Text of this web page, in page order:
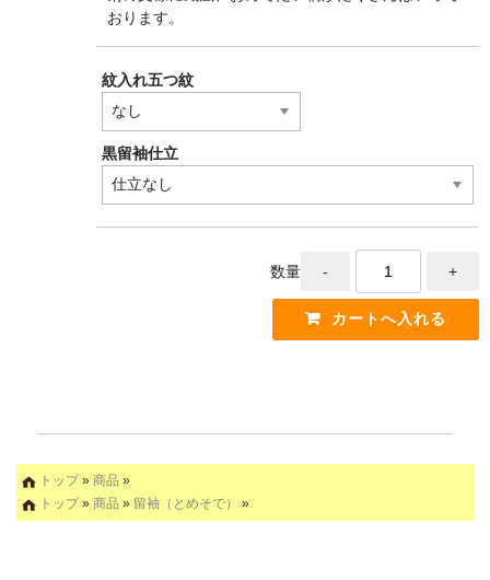
おります。
紋入れ五つ紋
黒留袖仕立
数量
トップ» 商品 »
トップ» 商品 » 留袖（とめそで） »